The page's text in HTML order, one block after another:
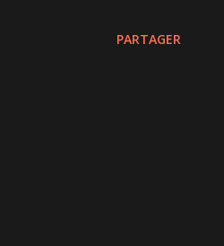
PARTAGER